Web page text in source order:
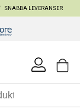
SNABBA LEVERANSER